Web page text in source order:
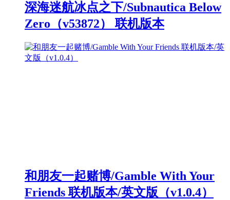
深海迷航冰点之下/Subnautica Below
Zero（v53872） 联机版本
和朋友一起赌博/Gamble With Your
Friends 联机版本/英文版（v1.0.4）